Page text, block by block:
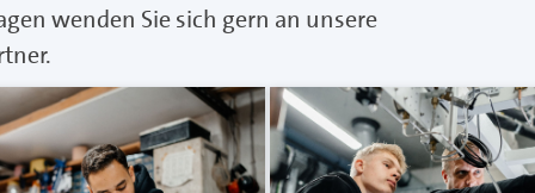
wenden Sie sich gern an unsere